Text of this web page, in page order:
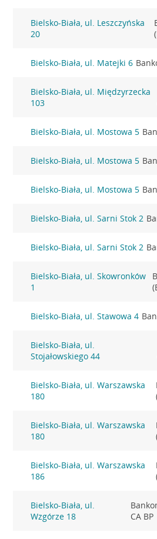
Bielsko-Biała, ul. Leszczyńska
20
Bielsko-Biała, ul. Matejki 6
Bielsko-Biała, ul. Międzyrzecka
103
Bielsko-Biała, ul. Mostowa 5
Bielsko-Biała, ul. Mostowa 5
Bielsko-Biała, ul. Mostowa 5
Bielsko-Biała, ul. Sarni Stok 2
Bielsko-Biała, ul. Sarni Stok 2
Bielsko-Biała, ul. Skowronków
1
Bielsko-Biała, ul. Stawowa 4
Bielsko-Biała, ul.
Stojałowskiego 44
Bielsko-Biała, ul. Warszawska
180
Bielsko-Biała, ul. Warszawska
180
Bielsko-Biała, ul. Warszawska
186
Bielsko-Biała, ul.
Wzgórze 18
CA BP